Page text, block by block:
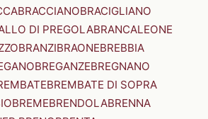
BRACCIANOBRACIGLIANO
DI PREGOLABRANCALEONE
BRANZIBRAONEBREBBIA
BREGANZEBREGNANO
BREMBATE DI SOPRA
BREMEBRENDOLABRENNA